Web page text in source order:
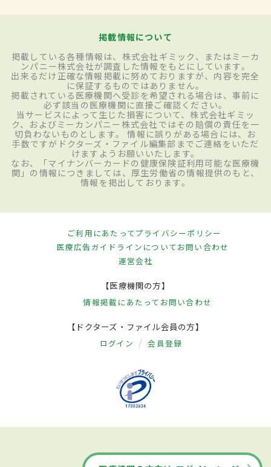
掲載情報について
掲載している各種情報は、株式会社ギミック、またはミーカ
ンパニー株式会社が調査した情報をもとにしています。
出来るだけ正確な情報掲載に努めておりますが、内容を完全
に保証するものではありません。
掲載されている医療機関へ受診を希望される場合は、事前に
必ず該当の医療機関に直接ご確認ください。
当サービスによって生じた損害について、株式会社ギミッ
ク、およびミーカンパニー株式会社ではその賠償の責任を一
切負わないものとします。 情報に誤りがある場合には、お
手数ですがドクターズ・ファイル編集部までご連絡をいただ
けますようお願いいたします。
なお、「マイナンバーカードの健康保険証利用可能な医療機
関」の情報につきましては、厚生労働省の情報提供のもと、
情報を掲出しております。
ご利用にあたってプライバシーポリシー
医療広告ガイドラインについてお問い合わせ
運営会社
【医療機関の方】
情報掲載にあたって お問い合わせ
【ドクターズ・ファイル会員の方】
ログイン 会員登録